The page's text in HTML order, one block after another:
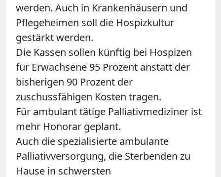
werden. Auch in Krankenhäusern und
Pflegeheimen soll die Hospizkultur
gestärkt werden.
Die Kassen sollen künftig bei Hospizen
für Erwachsene 95 Prozent anstatt der
bisherigen 90 Prozent der
zuschussfähigen Kosten tragen.
Für ambulant tätige Palliativmediziner ist
mehr Honorar geplant.
Auch die spezialisierte ambulante
Palliativversorgung, die Sterbenden zu
Hause in schwersten